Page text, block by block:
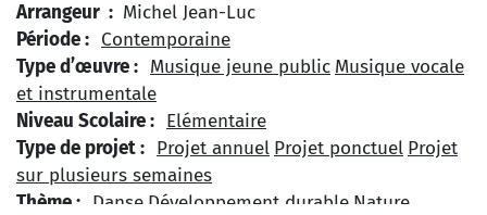
Arrangeur : Michel Jean-Luc
Période : Contemporaine
Type d’œuvre : Musique jeune public Musique vocale
et instrumentale
Niveau Scolaire : Elémentaire
Type de projet : Projet annuel Projet ponctuel Projet
sur plusieurs semaines
Thème : Danse Développement durable Nature